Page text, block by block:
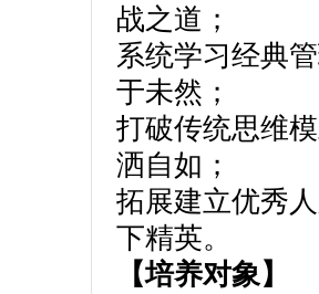
战之道；
系统学习经典
于未然；
打破传统思维
洒自如；
拓展建立优秀
下精英。
【培养对象】